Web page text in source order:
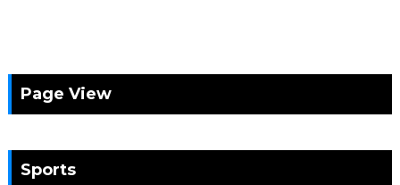
Page View
Sports